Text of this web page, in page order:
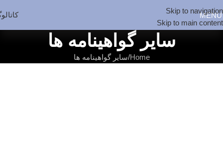
Skip to navigation
Skip to main content
MENU
سایر گواهینامه ها
Home سایر گواهینامه ها